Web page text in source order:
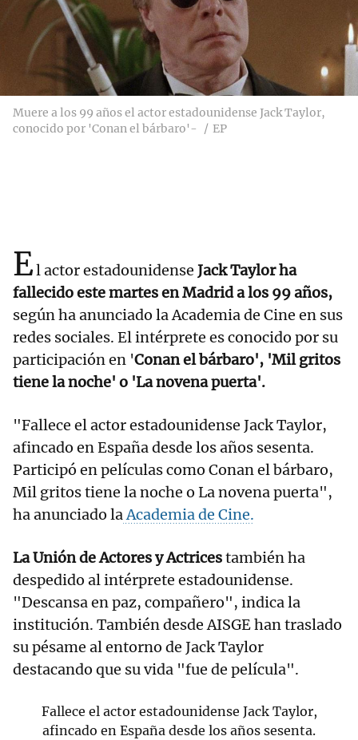
Muere a los 99 años el actor estadounidense Jack Taylor,
conocido por 'Conan el bárbaro'-
EP
El actor estadounidense Jack Taylor ha
fallecido este martes en Madrid a los 99 años,
según ha anunciado la Academia de Cine en sus
redes sociales. El intérprete es conocido por su
participación en 'Conan el bárbaro', 'Mil gritos
tiene la noche' o 'La novena puerta'.
"Fallece el actor estadounidense Jack Taylor,
afincado en España desde los años sesenta.
Participó en películas como Conan el bárbaro,
Mil gritos tiene la noche o La novena puerta",
ha anunciado laAcademia de Cine.
La Unión de Actores y Actricestambién ha
despedido al intérprete estadounidense.
"Descansa en paz, compañero", indica la
institución. También desde AISGE han traslado
su pésame al entorno de Jack Taylor
destacando que su vida "fue de película".
Fallece el actor estadounidense Jack Taylor,
afincado en España desde los años sesenta.